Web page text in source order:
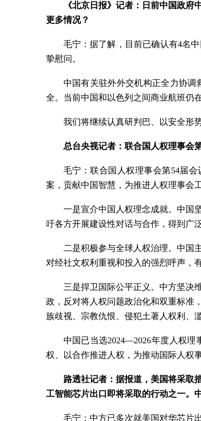
《北京日报》记者：日前中国政
更多情况？
毛宁：据了解，目前已确认有4名
挚慰问。
中国有关驻外外交机构正全力协
全。当前中国和以色列之间商业航班仍
我们将继续认真研判巴、以安全形
总台央视记者：联合国人权理事会
毛宁：联合国人权理事会第54届
案，贡献中国智慧，为推进人权理事会
一是宣介中国人权理念成就。中国
吁各方开展建设性对话与合作，得到广泛
二是积极参与全球人权治理。中国
对经社文权利重视和投入的强烈呼声，
三是捍卫国际公平正义。中方坚决
政，反对将人权问题政治化和双重标准
族歧视、宗教仇恨、侵犯土著人权利、
中国已当选2024—2026年度人权
权、以合作推进人权，为推动国际人权
路透社记者：据报道，美国将采取
工智能芯片出口即将采取的行动之一。
毛宁：中方已多次就美国对华芯片